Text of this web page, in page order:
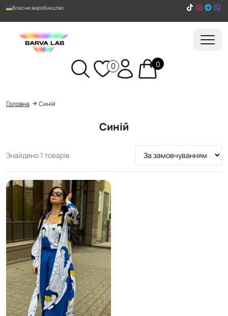
Власне виробництво
0 0
Пошук
Головна Синій
Синій
Знайдено 1 товарів
Сортування